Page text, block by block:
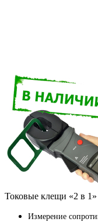
Токовые клещи «2 в
Измерение